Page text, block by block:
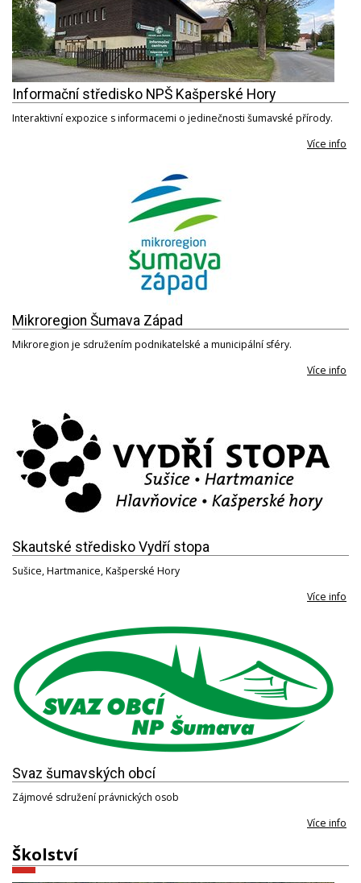
Informační středisko NPŠ Kašperské Hory
Interaktivní expozice s informacemi o jedinečnosti šumavské přírody.
Více info
Mikroregion Šumava Západ
Mikroregion je sdružením podnikatelské a municipální sféry.
Více info
Skautské středisko Vydří stopa
Sušice, Hartmanice, Kašperské Hory
Více info
Svaz šumavských obcí
Zájmové sdružení právnických osob
Více info
Školství